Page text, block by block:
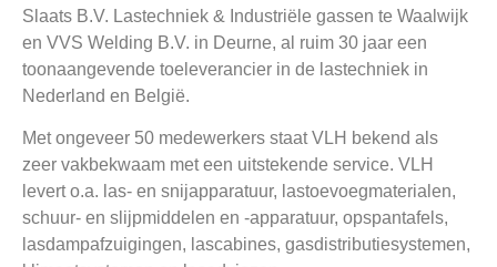
Slaats B.V. Lastechniek & Industriële gassen te Waalwijk
en VVS Welding B.V. in Deurne, al ruim 30 jaar een
toonaangevende toeleverancier in de lastechniek in
Nederland en België.
Met ongeveer 50 medewerkers staat VLH bekend als
zeer vakbekwaam met een uitstekende service. VLH
levert o.a. las- en snijapparatuur, lastoevoegmaterialen,
schuur- en slijpmiddelen en -apparatuur, opspantafels,
lasdampafzuigingen, lascabines, gasdistributiesystemen,